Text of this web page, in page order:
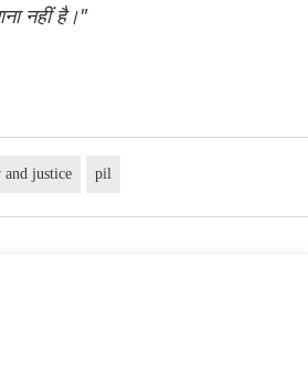
नहीं है।"
justice pil